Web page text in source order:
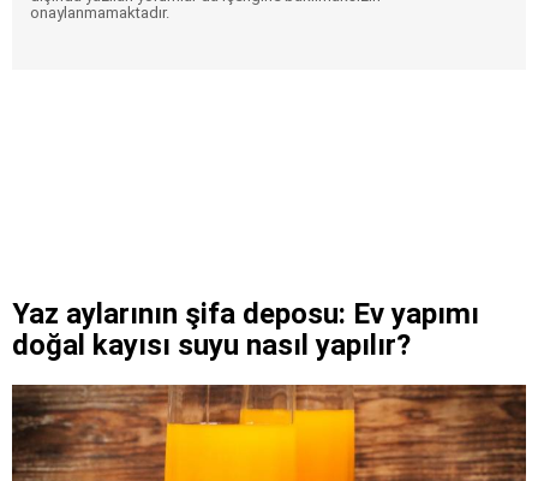
onaylanmamaktadır.
Yaz aylarının şifa deposu: Ev yapımı
doğal kayısı suyu nasıl yapılır?